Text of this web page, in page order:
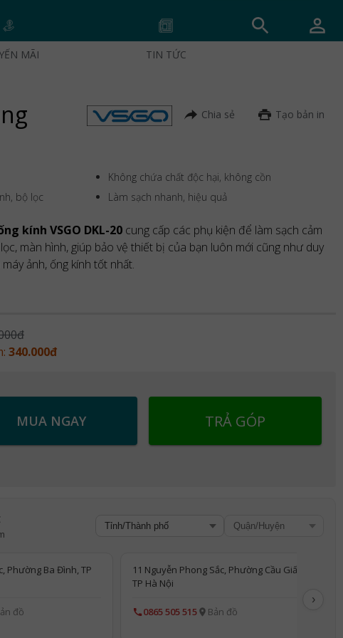
MÃI TIN TỨC
Chia sẻ Tạo bản in
Không chứa chất độc hại, không cồn
bộ lọc
Làm sạch nhanh, hiệu quả
kính VSGO DKL-20 cung cấp các phụ kiện để làm sạch cảm
màn hình, giúp bảo vệ thiết bị của bạn luôn mới cũng như duy
ảnh, ống kính tốt nhất.
340.000đ
MUA NGAY TRẢ GÓP
Phường Ba Đình, TP
đồ
11 Nguyễn Phong Sắc, Phường Cầu Giấy,
TP Hà Nội
0865 505 515 Bản đồ
›